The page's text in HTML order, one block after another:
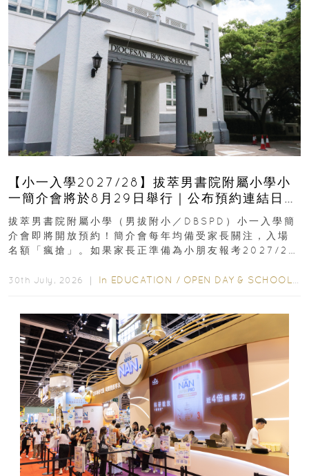
【小一入學2027/28】拔萃男書院附屬小學小
一簡介會將於8月29日舉行｜公布預約連結日期
｜更設有網上重溫
拔萃男書院附屬小學（男拔附小／DBSPD）小一入學簡
介會即將開放預約！簡介會每年均備受家長關注，入場
名額「瘋搶」。如果家長正準備為小朋友報考2027/28
30th July, 2026 ｜ In EDUCATION / OPEN DAY & SCHOOL EVENTS